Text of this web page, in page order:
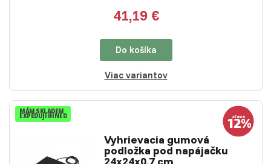
41,19 €
Do košíka
Viac variantov
MÁM SKLADEM
EXPEDUJI IHNED
Vyhrievacia gumová
podložka pod napájačku
24x24x0,7 cm